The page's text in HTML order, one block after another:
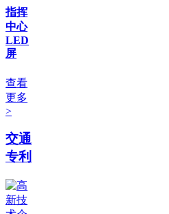
指挥
中心
LED
屏
查看
更多
>
交通
专利